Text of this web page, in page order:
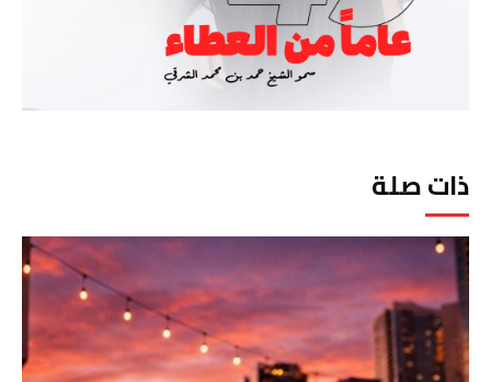
ذات صلة